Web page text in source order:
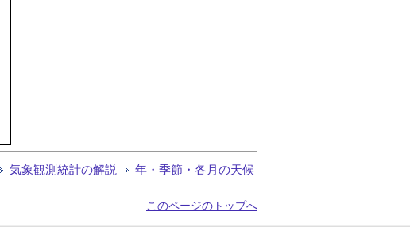
気象観測統計の解説 年・季節・各月の天候
このページのトップへ